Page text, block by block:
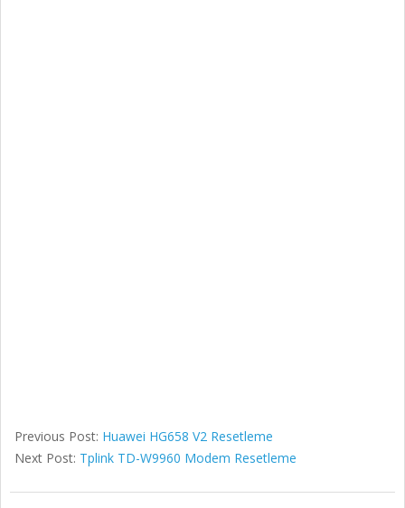
Previous Post: Huawei HG658 V2 Resetleme
Next Post: Tplink TD-W9960 Modem Resetleme